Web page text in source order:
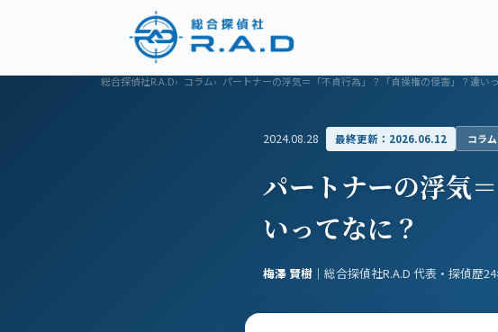
浮気調査 調査メニュー 料金プラン 対応エリア
総合探偵社R.A.D コラム パートナーの浮気＝「不貞行為」？「貞操権の侵害」？違い
2024.08.28 最終更新：2026.06.12 コラム
パートナーの浮気
いってなに？
梅澤 賢樹 ｜総合探偵社R.A.D 代表・探偵歴